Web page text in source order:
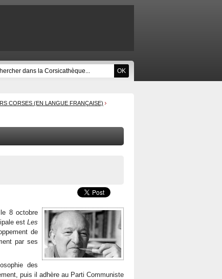
CORSES (EN LANGUE FRANÇAISE)
8 octobre
estLes
de
par ses
des
puis il adhère au Parti Communiste